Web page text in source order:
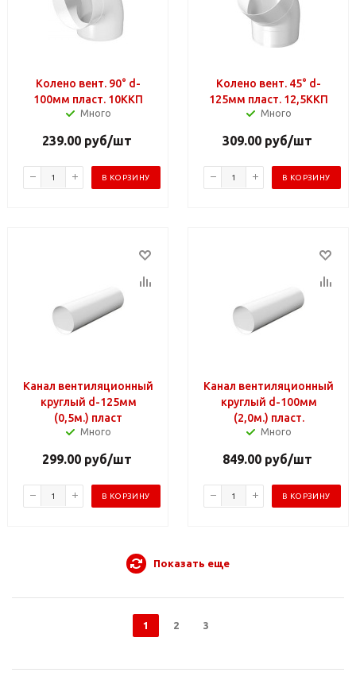
Колено вент. 90° d-
100мм пласт. 10ККП
Много
239.00руб/шт
В КОРЗИНУ
Колено вент. 45° d-
125мм пласт. 12,5ККП
Много
309.00руб/шт
В КОРЗИНУ
Канал вентиляционный
круглый d-125мм
(0,5м.) пласт
Много
299.00руб/шт
В КОРЗИНУ
Канал вентиляционный
круглый d-100мм
(2,0м.) пласт.
Много
849.00руб/шт
В КОРЗИНУ
Показать еще
1 2 3